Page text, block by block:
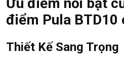
điểm Pula BTD10
Thiết Kế Sang Trọng